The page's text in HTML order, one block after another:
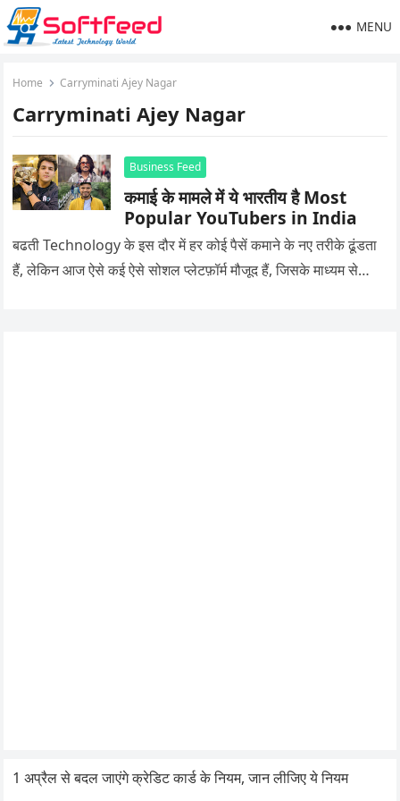
MENU
Home Carryminati Ajey Nagar
Carryminati Ajey Nagar
Business Feed
कमाई के मामले में ये भारतीय है Most
Popular YouTubers in India
बढती Technology के इस दौर में हर कोई पैसें कमाने के नए तरीके ढूंडता
हैं, लेकिन आज ऐसे कई ऐसे सोशल प्लेटफ़ॉर्म मौजूद हैं, जिसके माध्यम से…
1 अप्रैल से बदल जाएंगे क्रेडिट कार्ड के नियम, जान लीजिए ये नियम